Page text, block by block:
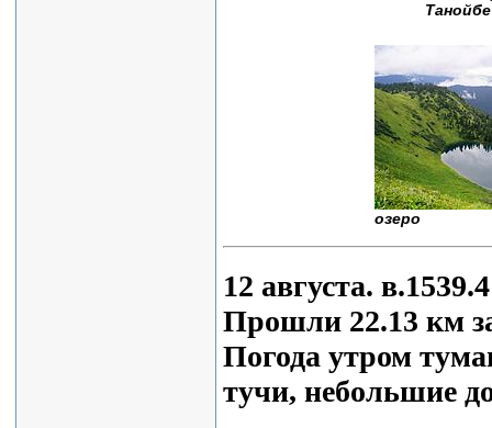
Танойбе
озеро
12 августа.
Прошли 22.13 км
Погода утром
тучи, небольшие